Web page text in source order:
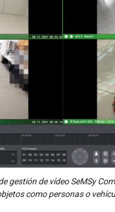
gestión de vídeo SeMSy
como personas o